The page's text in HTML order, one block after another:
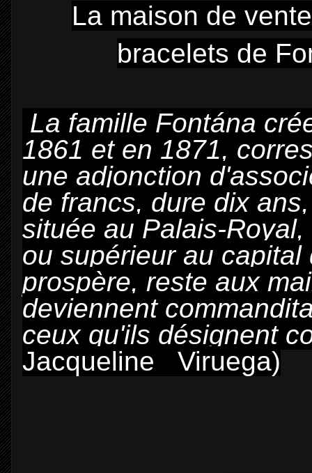
La maison de
bracelets de
La famille Fontána
1861 et en 1871,
une adjonction
de francs, dure dix
située au Palais-
ou supérieur au
prospère, reste aux
deviennent
ceux qu'ils désignent
Jacqueline Viruega)